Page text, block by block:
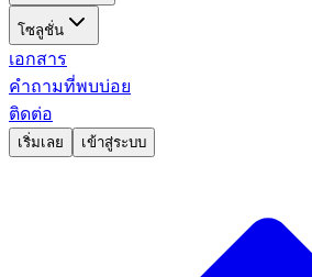
โซลูชั่น
เอกสาร
คำถามที่พบบ่อย
ติดต่อ
เริ่มเลย เข้าสู่ระบบ